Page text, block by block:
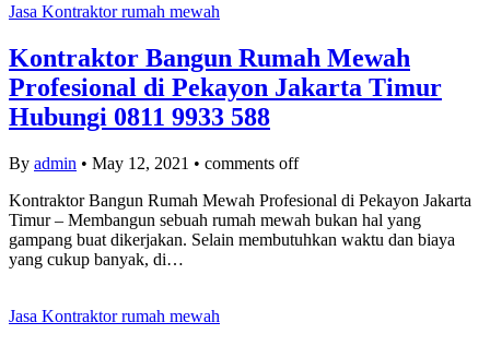
Jasa Kontraktor rumah mewah
Kontraktor Bangun Rumah Mewah
Profesional di Pekayon Jakarta Timur
Hubungi 0811 9933 588
By admin • May 12, 2021 • comments off
Kontraktor Bangun Rumah Mewah Profesional di Pekayon Jakarta
Timur – Membangun sebuah rumah mewah bukan hal yang
gampang buat dikerjakan. Selain membutuhkan waktu dan biaya
yang cukup banyak, di…
Jasa Kontraktor rumah mewah